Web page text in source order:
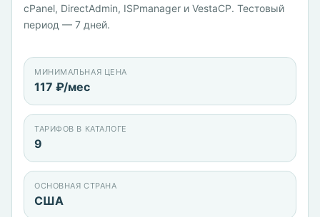
cPanel, DirectAdmin, ISPmanager и VestaCP. Тестовый
период — 7 дней.
МИНИМАЛЬНАЯ ЦЕНА
117 ₽/мес
ТАРИФОВ В КАТАЛОГЕ
9
ОСНОВНАЯ СТРАНА
США